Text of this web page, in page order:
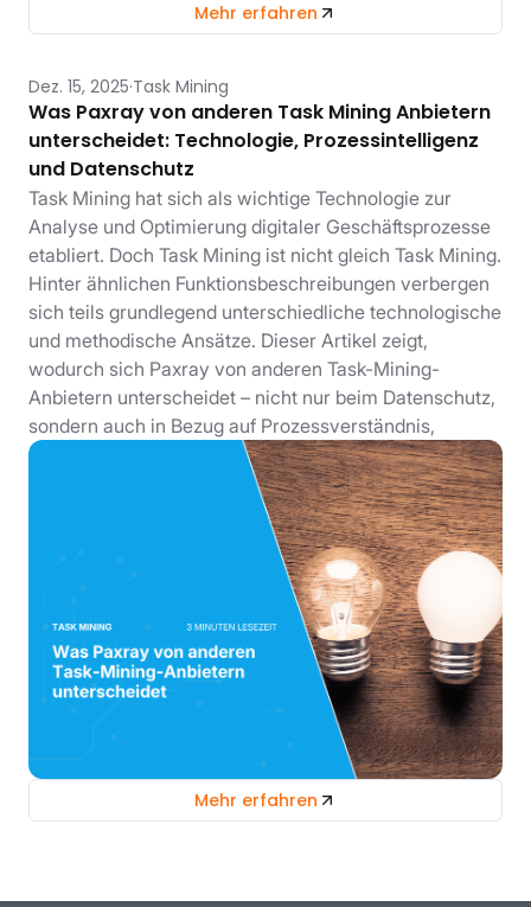
Mehr erfahren
Dez. 15, 2025 Task Mining
Was Paxray von anderen Task Mining Anbietern
unterscheidet: Technologie, Prozessintelligenz
und Datenschutz
Task Mining hat sich als wichtige Technologie zur
Analyse und Optimierung digitaler Geschäftsprozesse
etabliert. Doch Task Mining ist nicht gleich Task Mining.
Hinter ähnlichen Funktionsbeschreibungen verbergen
sich teils grundlegend unterschiedliche technologische
und methodische Ansätze. Dieser Artikel zeigt,
wodurch sich Paxray von anderen Task-Mining-
Anbietern unterscheidet – nicht nur beim Datenschutz,
sondern auch in Bezug auf Prozessverständnis,
Mehr erfahren